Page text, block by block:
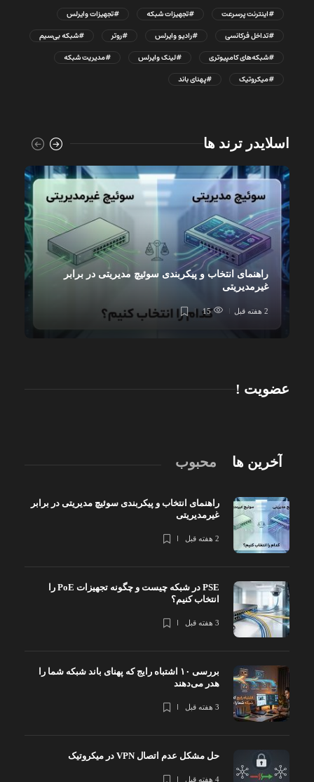
#اینترنت پرسرعت
#تجهیزات شبکه
#تجهیزات وایرلس
#تداخل فرکانسی
#رادیو وایرلس #روتر
#شبکه بی‌سیم
#شبکه‌های کامپیوتری
#لینک وایرلس
#مدیریت شبکه
#میکروتیک
#پهنای باند
اسلایدر ترند ها
راهنمای انتخاب و پیکربندی سوئیچ مدیریتی در برابر
غیرمدیریتی
2 هفته قبل 15
عضویت !
آخرین ها محبوب
راهنمای انتخاب و پیکربندی سوئیچ مدیریتی در برابر
غیرمدیریتی
2 هفته قبل
PSE در شبکه چیست و چگونه تجهیزات PoE را
انتخاب کنیم؟
3 هفته قبل
بررسی ۱۰ اشتباه رایج که پهنای باند شبکه شما را
هدر می‌دهند
3 هفته قبل
حل مشکل عدم اتصال VPN در میکروتیک
4 هفته قبل